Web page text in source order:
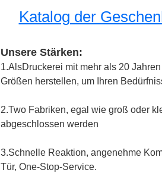
Katalog der
Unsere Stärken:
1.AlsDruckerei mit mehr als 20
Größen herstellen, um Ihren
2.Two Fabriken, egal wie groß oder
abgeschlossen werden
3.Schnelle Reaktion, angenehme
Tür, One-Stop-Service.